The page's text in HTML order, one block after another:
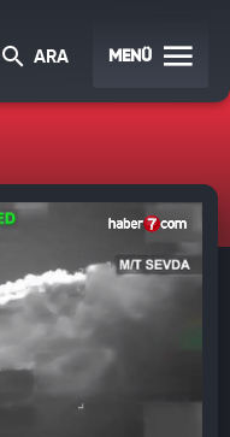
ARA MENÜ